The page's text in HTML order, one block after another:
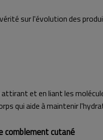
sur l'évolution des
et en liant les
qui aide à maintenir
cutané